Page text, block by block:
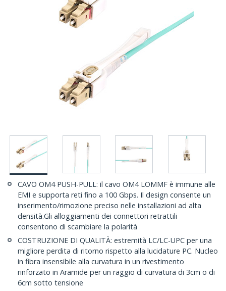
CAVO OM4 PUSH-PULL: il cavo OM4 LOMMF è immune alle
EMI e supporta reti fino a 100 Gbps. Il design consente un
inserimento/rimozione preciso nelle installazioni ad alta
densità.Gli alloggiamenti dei connettori retrattili
consentono di scambiare la polarità
COSTRUZIONE DI QUALITÀ: estremità LC/LC-UPC per una
migliore perdita di ritorno rispetto alla lucidature PC. Nucleo
in fibra insensibile alla curvatura in un rivestimento
rinforzato in Aramide per un raggio di curvatura di 3cm o di
6cm sotto tensione